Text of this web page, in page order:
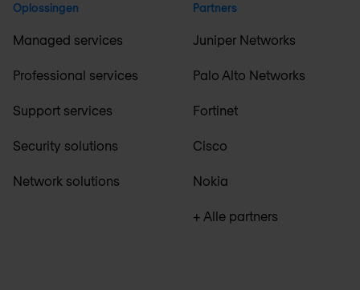
Oplossingen
Managed services
Professional services
Support services
Security solutions
Network solutions
Partners
Juniper Networks
Palo Alto Networks
Fortinet
Cisco
Nokia
+ Alle partners